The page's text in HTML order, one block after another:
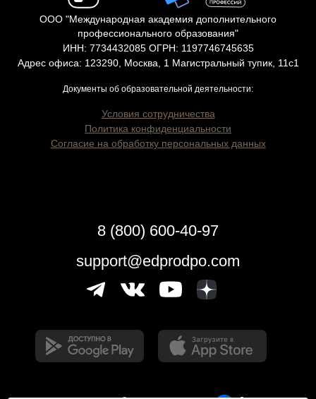
ООО "Международная академия дополнительного
профессионального образования"
ИНН: 7734432085 ОГРН: 1197746745635
Адрес офиса: 123290, Москва, 1 Магистральный тупик, 11с1
Документы об образовательной деятельности:
Условия сотрудничества
Политика конфиденциальности
Согласие на обработку персональных данных
8 (800) 600-40-97
support@edprodpo.com